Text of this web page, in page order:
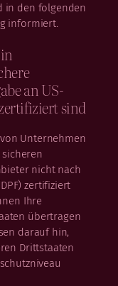
in den folgenden
informiert.
an US-
sind
Unternehmen
nicht nach
zertifiziert
Ihre
übertragen
darauf hin,
Drittstaaten